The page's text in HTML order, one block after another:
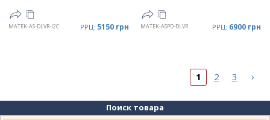
MATEK-AS-DLVR-I2C РРЦ: 5150 грн MATEK-ASPD-DLVR РРЦ: 6900 грн
1 2 3 ›
Поиск товара